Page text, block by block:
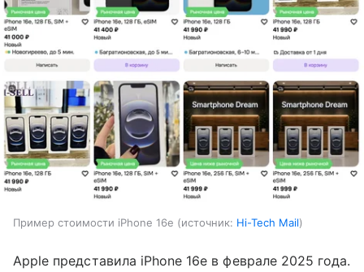
Пример стоимости iPhone 16e источник: Hi-Tech Mail
Apple представила iPhone 16e в феврале 2025 года.